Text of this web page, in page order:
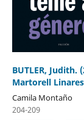
BUTLER, Judith.
Martorell
Camila Montaño
204-209